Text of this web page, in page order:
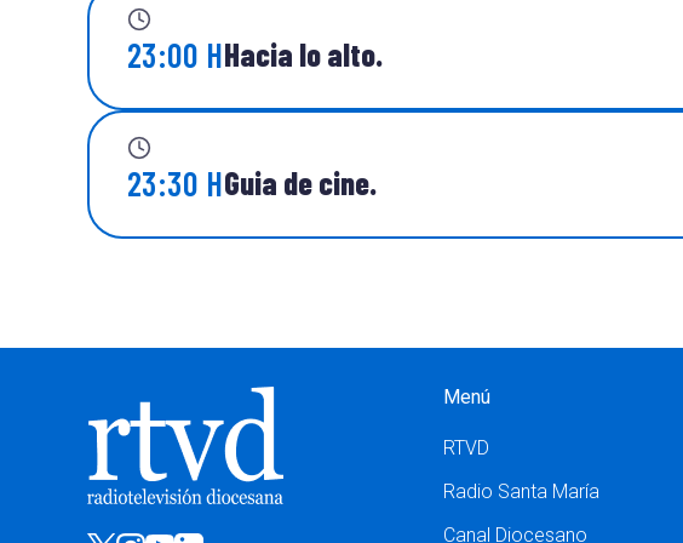
23:00 HHacia lo alto.
23:30 HGuia de cine.
Menú
RTVD
Radio Santa María
Canal Diocesano